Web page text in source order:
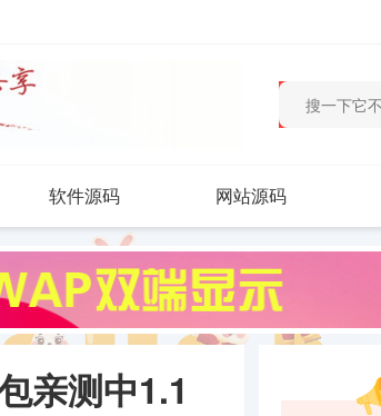
软件源码 网站源码
亲测中1.1